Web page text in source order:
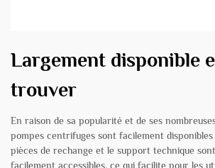
Largement disponible
trouver
En raison de sa popularité et de ses
pompes centrifuges sont facilement
pièces de rechange et le support technique
facilement accessibles, ce qui facilite pour les